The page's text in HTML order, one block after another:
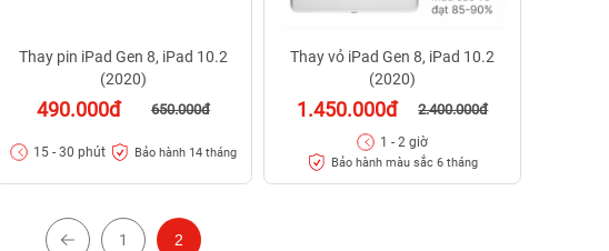
Thay pin iPad Gen 8, iPad 10.2
(2020)
490.000đ 650.000đ
15 - 30 phút Bảo hành 14 tháng
Thay vỏ iPad Gen 8, iPad 10.2
(2020)
1.450.000đ 2.400.000đ
1 - 2 giờ
Bảo hành màu sắc 6 tháng
1 2